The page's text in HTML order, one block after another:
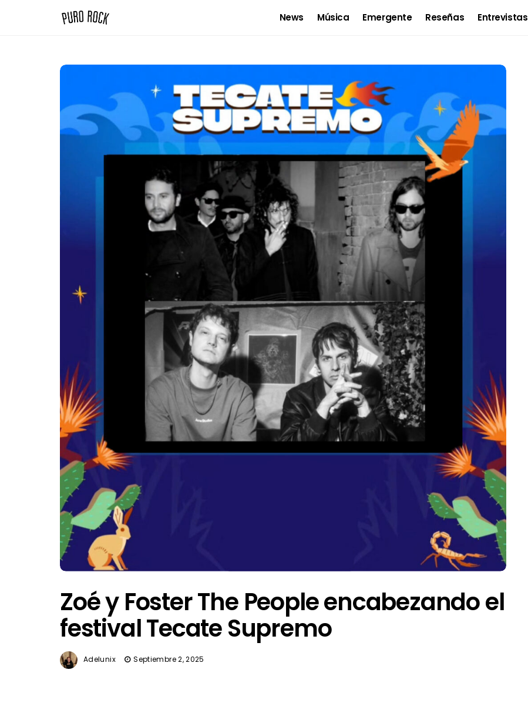
News Música Emergente Reseñas Entrevistas
Zoé y Foster The People encabezando el
festival Tecate Supremo
Adelunix Septiembre 2, 2025